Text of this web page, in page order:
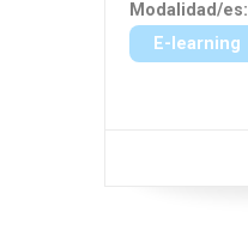
Modalidad/es:
E-learning